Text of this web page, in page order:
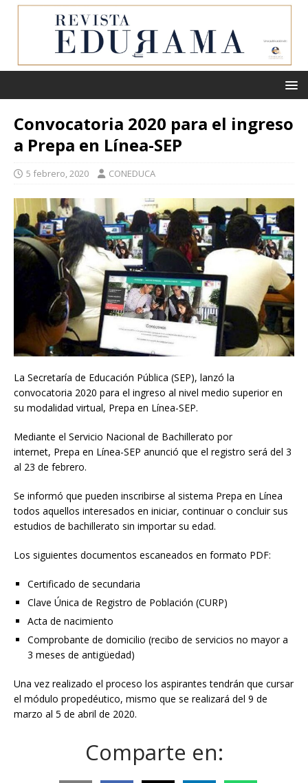
Convocatoria 2020 para el ingreso
a Prepa en Línea-SEP
5 febrero, 2020 CONEDUCA
La Secretaría de Educación Pública (SEP), lanzó la
convocatoria 2020 para el ingreso al nivel medio superior en
su modalidad virtual, Prepa en Línea-SEP.
Mediante el Servicio Nacional de Bachillerato por
internet, Prepa en Línea-SEP anunció que el registro será del 3
al 23 de febrero.
Se informó que pueden inscribirse al sistema Prepa en Línea
todos aquellos interesados en iniciar, continuar o concluir sus
estudios de bachillerato sin importar su edad.
Los siguientes documentos escaneados en formato PDF:
Certificado de secundaria
Clave Única de Registro de Población (CURP)
Acta de nacimiento
Comprobante de domicilio (recibo de servicios no mayor a
3 meses de antigüedad)
Una vez realizado el proceso los aspirantes tendrán que cursar
el módulo propedéutico, mismo que se realizará del 9 de
marzo al 5 de abril de 2020.
Comparte en: